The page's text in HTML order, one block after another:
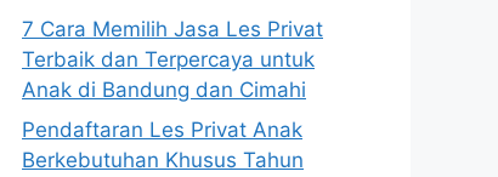
7 Cara Memilih Jasa Les Privat
Terbaik dan Terpercaya untuk
Anak di Bandung dan Cimahi
Pendaftaran Les Privat Anak
Berkebutuhan Khusus Tahun